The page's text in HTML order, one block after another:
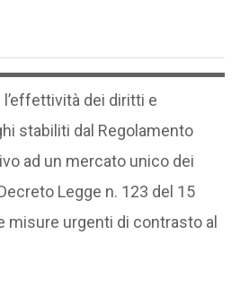
dei diritti e
stabiliti dal Regolamento
ad un mercato unico dei
Legge n. 123 del 15
misure urgenti di contrasto al